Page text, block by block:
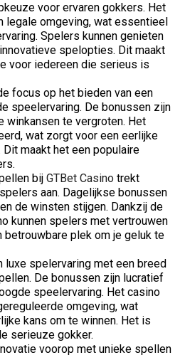
voor ervaren gokkers. Het
legale omgeving, wat essentieel
Spelers kunnen genieten
spelopties. Dit maakt
voor iedereen die serieus is
focus op het bieden van een
speelervaring. De bonussen zijn
winkansen te vergroten. Het
wat zorgt voor een eerlijke
maakt het een populaire
bij GTBet Casino trekt
aan. Dagelijkse bonussen
de winsten stijgen. Dankzij de
kunnen spelers met vertrouwen
betrouwbare plek om je geluk te
luxe spelervaring met een breed
De bonussen zijn lucratief
speelervaring. Het casino
omgeving, wat
kans om te winnen. Het is
serieuze gokker.
voorop met unieke spellen